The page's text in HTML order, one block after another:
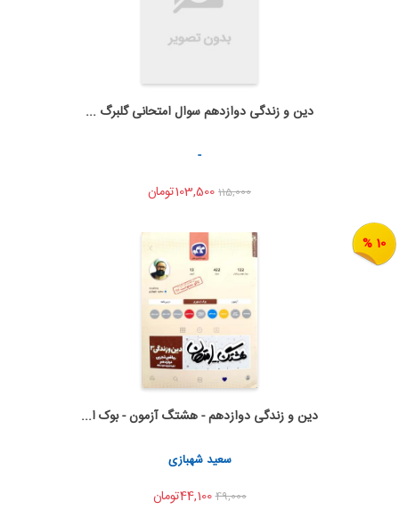
به من اطلاع بده
اشتراک گذاری
دین و زندگی دوازدهم سوال امتحانی گلبرگ ...
-
115,000
10 %
به من اطلاع بده
اشتراک گذاری
دین و زندگی دوازدهم - هشتگ آزمون - بوک ا...
سعید شهبازی
49,00044,100تومان